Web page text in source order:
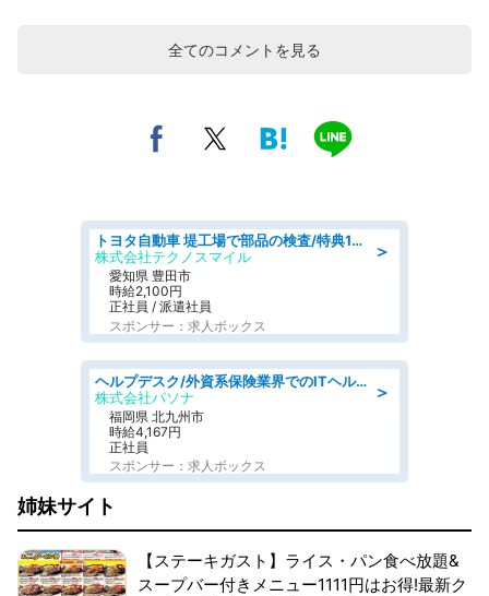
全てのコメントを見る
＞
トヨタ自動車 堤工場で部品の検査/特典168万/tutumi
株式会社テクノスマイル
愛知県 豊田市
時給2,100円
正社員 / 派遣社員
スポンサー：求人ボックス
＞
ヘルプデスク/外資系保険業界でのITヘルプデスク業務/駅近/即日勤務可/ヘルプデスク
株式会社パソナ
福岡県 北九州市
時給4,167円
正社員
スポンサー：求人ボックス
姉妹サイト
【ステーキガスト】ライス・パン食べ放題&
スープバー付きメニュー1111円はお得!最新ク